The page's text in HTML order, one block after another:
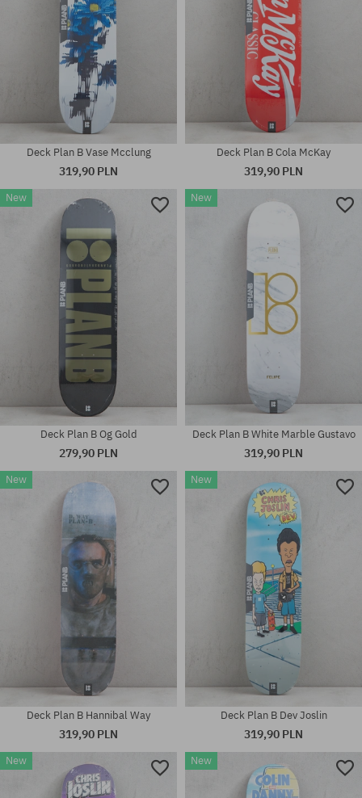
Dostępne rozmiary:
Dostępne rozmiary:
Dostępne rozmiary:
Deck Plan B Vase Mcclung
319,90 PLN
Dostępne rozmiary:
Deck Plan B Cola McKay
319,90 PLN
New
Dostępne rozmiary:
Deck Plan B Og Gold
279,90 PLN
New
Dostępne rozmiary:
Deck Plan B White Marble Gustavo
319,90 PLN
New
Deck Plan B Hannibal Way
319,90 PLN
New
Deck Plan B Dev Joslin
319,90 PLN
New New